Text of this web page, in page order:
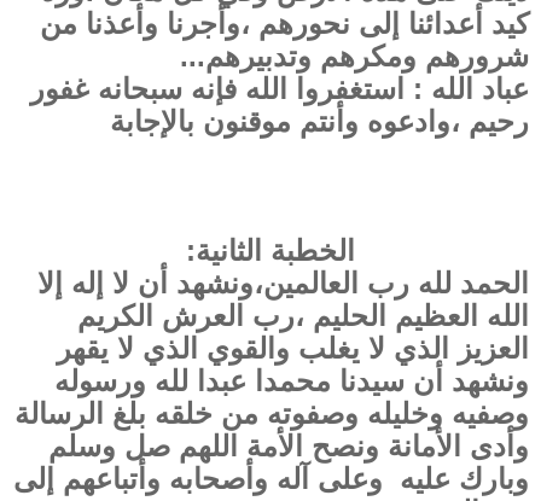
كيد أعدائنا إلى نحورهم ،وأجرنا وأعذنا من
شرورهم ومكرهم وتدبيرهم...
عباد الله : استغفروا الله فإنه سبحانه غفور
رحيم ،وادعوه وأنتم موقنون بالإجابة
الخطبة الثانية:
الحمد لله رب العالمين،ونشهد أن لا إله إلا
الله العظيم الحليم ،رب العرش الكريم
العزيز الذي لا يغلب والقوي الذي لا يقهر
ونشهد أن سيدنا محمدا عبدا لله ورسوله
وصفيه وخليله وصفوته من خلقه بلغ الرسالة
وأدى الأمانة ونصح الأمة اللهم صل وسلم
وبارك عليه وعلى آله وأصحابه وأتباعهم إلى